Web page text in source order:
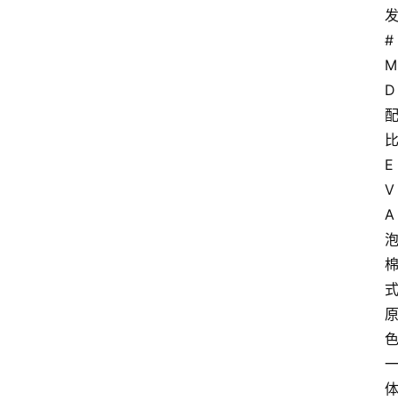
发
#
M
D
配
比
E
V
A
泡
棉
式
原
色
一
体